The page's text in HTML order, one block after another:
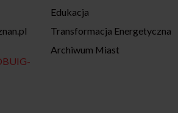
Edukacja
Transformacja Energetyczna
Archiwum Miast